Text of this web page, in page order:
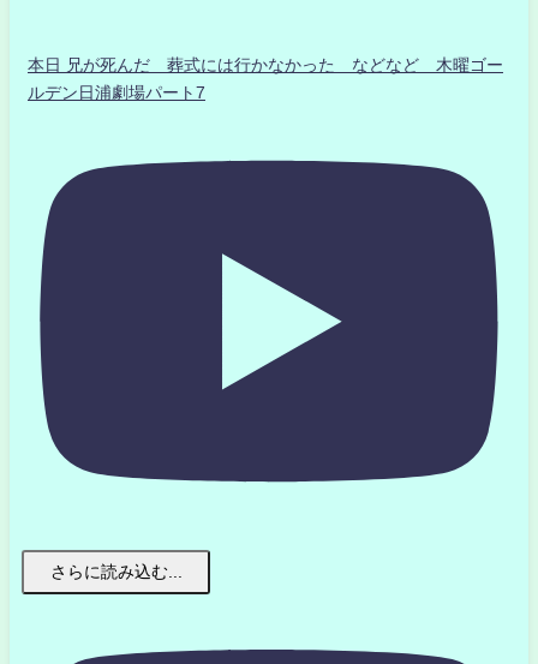
本日 兄が死んだ 葬式には行かなかった などなど 木曜ゴー
ルデン日浦劇場パート7
さらに読み込む...